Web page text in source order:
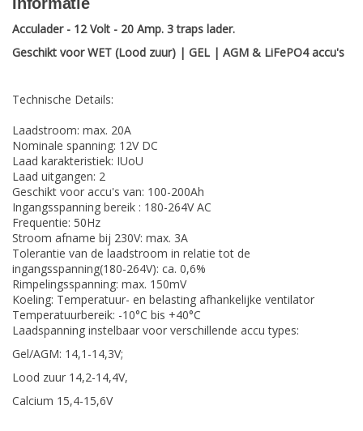
Acculader - 12 Volt - 20 Amp. 3 traps lader.
Geschikt voor WET (Lood zuur) | GEL | AGM & LiFePO4 accu's
Technische Details:
Laadstroom: max. 20A
Nominale spanning: 12V DC
Laad karakteristiek: IUoU
Laad uitgangen: 2
Geschikt voor accu's van: 100-200Ah
Ingangsspanning bereik : 180-264V AC
Frequentie: 50Hz
Stroom afname bij 230V: max. 3A
Tolerantie van de laadstroom in relatie tot de
ingangsspanning(180-264V): ca. 0,6%
Rimpelingsspanning: max. 150mV
Koeling: Temperatuur- en belasting afhankelijke ventilator
Temperatuurbereik: -10°C bis +40°C
Laadspanning instelbaar voor verschillende accu types:
Gel/AGM: 14,1-14,3V;
Lood zuur 14,2-14,4V,
Calcium 15,4-15,6V